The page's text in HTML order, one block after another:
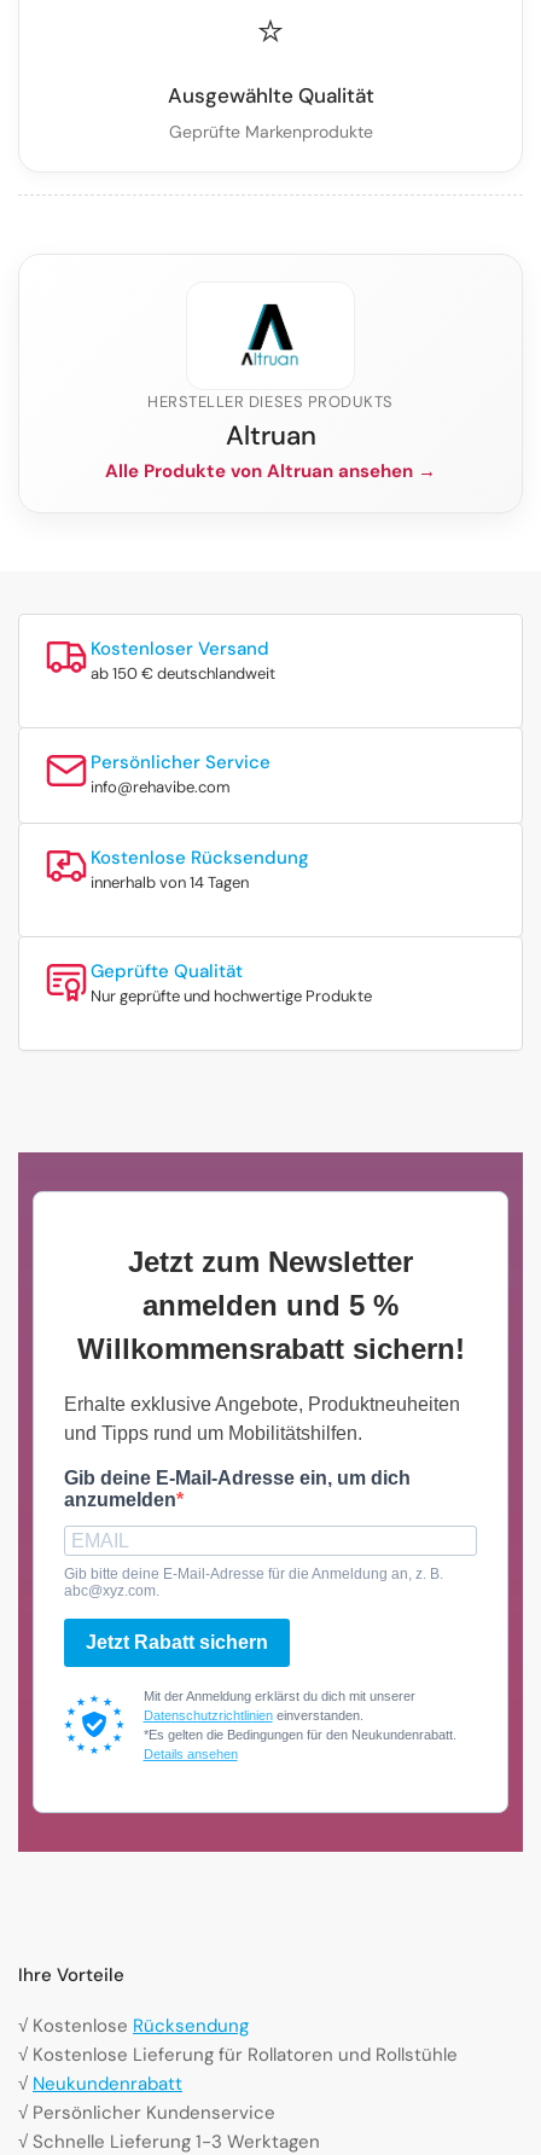
⭐
Ausgewählte Qualität
Geprüfte Markenprodukte
HERSTELLER DIESES PRODUKTS
Altruan
Alle Produkte von Altruan ansehen →
Kostenloser Versand
ab 150 € deutschlandweit
Persönlicher Service
info@rehavibe.com
Kostenlose Rücksendung
innerhalb von 14 Tagen
Geprüfte Qualität
Nur geprüfte und hochwertige Produkte
Jetzt zum Newsletter
anmelden und 5 %
Willkommensrabatt sichern!
Erhalte exklusive Angebote, Produktneuheiten
und Tipps rund um Mobilitätshilfen.
Gib deine E-Mail-Adresse ein, um dich
anzumelden
Gib bitte deine E-Mail-Adresse für die Anmeldung an, z. B.
abc@xyz.com.
Jetzt Rabatt sichern
Mit der Anmeldung erklärst du dich mit unserer
Datenschutzrichtlinieneinverstanden.
*Es gelten die Bedingungen für den Neukundenrabatt.
Details ansehen
Ihre Vorteile
√ Kostenlose Rücksendung
√ Kostenlose Lieferung für Rollatoren und Rollstühle
√ Neukundenrabatt
√ Persönlicher Kundenservice
√ Schnelle Lieferung 1-3 Werktagen